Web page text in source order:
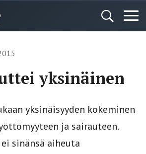
yksinäinen
yksinäisyyden kokeminen
ja sairauteen.
sinänsä aiheuta